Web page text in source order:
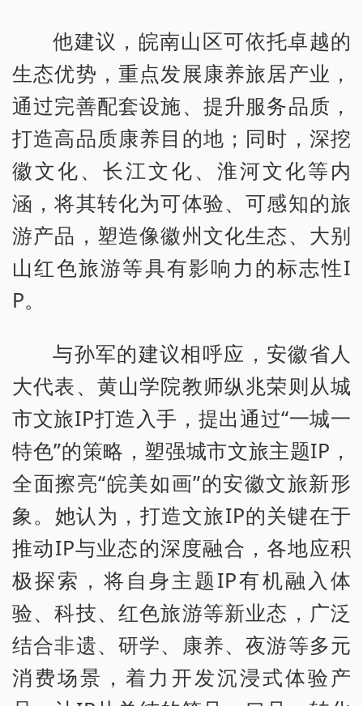
他建议，皖南山区可依托卓越的
生态优势，重点发展康养旅居产业，
通过完善配套设施、提升服务品质，
打造高品质康养目的地；同时，深挖
徽文化、长江文化、淮河文化等内
涵，将其转化为可体验、可感知的旅
游产品，塑造像徽州文化生态、大别
山红色旅游等具有影响力的标志性I
P。
与孙军的建议相呼应，安徽省人
大代表、黄山学院教师纵兆荣则从城
市文旅IP打造入手，提出通过“一城一
特色”的策略，塑强城市文旅主题IP，
全面擦亮“皖美如画”的安徽文旅新形
象。她认为，打造文旅IP的关键在于
推动IP与业态的深度融合，各地应积
极探索，将自身主题IP有机融入体
验、科技、红色旅游等新业态，广泛
结合非遗、研学、康养、夜游等多元
消费场景，着力开发沉浸式体验产